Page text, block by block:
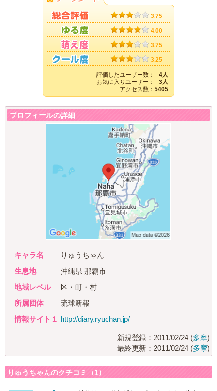
3.75
4.00
3.75
3.25
評価したユーザー数：
4人
お気に入りユーザー：
3人
アクセス数： 5405
プロフィールの詳細
キャラ名
りゅうちゃん
生息地
沖縄県 那覇市
地域レベル
区・町・村
所属団体
琉球新報
情報サイト１ http://diary.ryuchan.jp/
新規登録：2011/02/24 (多摩)
最終更新：2011/02/24 (多摩)
りゅうちゃんのクチコミ（1）